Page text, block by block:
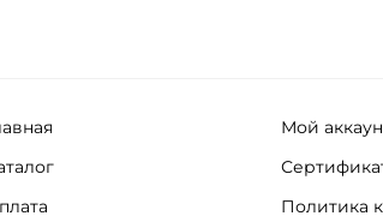
Мой
Политика